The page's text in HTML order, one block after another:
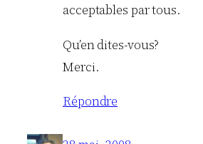
acceptables par tous.
Qu’en dites-vous?
Merci.
Répondre